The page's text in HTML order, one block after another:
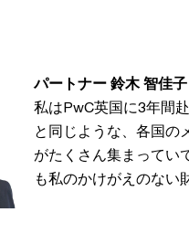
パートナー 鈴木 智佳子
私はPwC英国に3年間
と同じような、各国の
がたくさん集まってい
も私のかけがえのない